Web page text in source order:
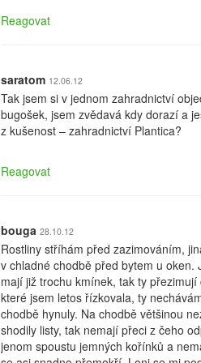
Reagovat
saratom 12.06.12
Tak jsem si v jednom zahradnictví
bugošek, jsem zvědavá kdy dorazí a
z kušenost – zahradnictví Plantica?
Reagovat
bouga 28.10.12
Rostliny stříhám před zazimováním,
v chladné chodbě před bytem u oken.
mají již trochu kmínek, tak ty
které jsem letos řízkovala, ty
chodbě hynuly. Na chodbě většinou
shodily listy, tak nemají přeci z čeho
jenom spoustu jemných kořínků a